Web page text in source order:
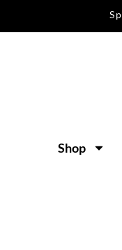
Sp
Shop